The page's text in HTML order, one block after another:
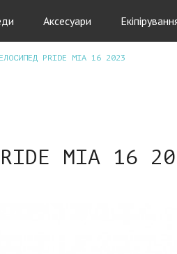
Аксесуари
PRIDE MIA 16 2023
MIA 16